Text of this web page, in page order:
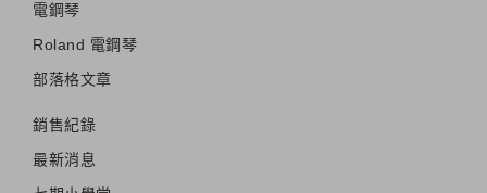
電鋼琴
Roland 電鋼琴
部落格文章
銷售紀錄
最新消息